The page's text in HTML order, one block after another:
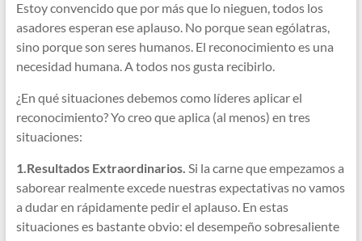
Estoy convencido que por más que lo nieguen, todos los
asadores esperan ese aplauso. No porque sean ególatras,
sino porque son seres humanos. El reconocimiento es una
necesidad humana. A todos nos gusta recibirlo.
¿En qué situaciones debemos como líderes aplicar el
reconocimiento? Yo creo que aplica (al menos) en tres
situaciones:
1.Resultados Extraordinarios. Si la carne que empezamos a
saborear realmente excede nuestras expectativas no vamos
a dudar en rápidamente pedir el aplauso. En estas
situaciones es bastante obvio: el desempeño sobresaliente